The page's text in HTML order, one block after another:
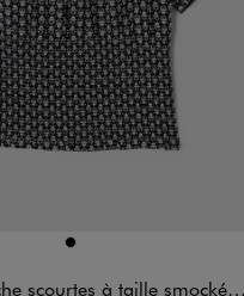
1 colorisNOIR
à taille smockée imprimé fleuri fille